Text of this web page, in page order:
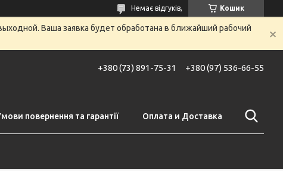
Кошик
Немає відгуків,
Ваша заявка будет обработана в ближайший рабочий
+380 (73) 891-75-31 +380 (97) 536-66-55
повернення та гарантії Оплата и Доставка